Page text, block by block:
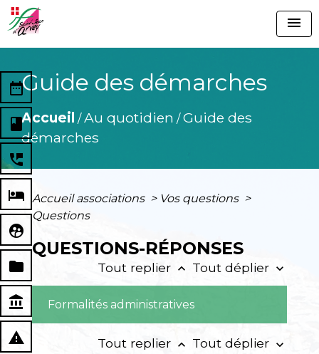
menu
Guide des démarches
Accueil /Au quotidien /Guide des
démarches
date_range
book
perm_phone_msg
local_hotel
supervised_user_circle
folder
account_balance
report_problem
Accueil associations > Vos questions >
Questions
QUESTIONS-RÉPONSES
Tout replier keyboard_arrow_up Tout déplier keyboard_arrow_down
Formalités administratives
Tout replier keyboard_arrow_up Tout déplier keyboard_arrow_down